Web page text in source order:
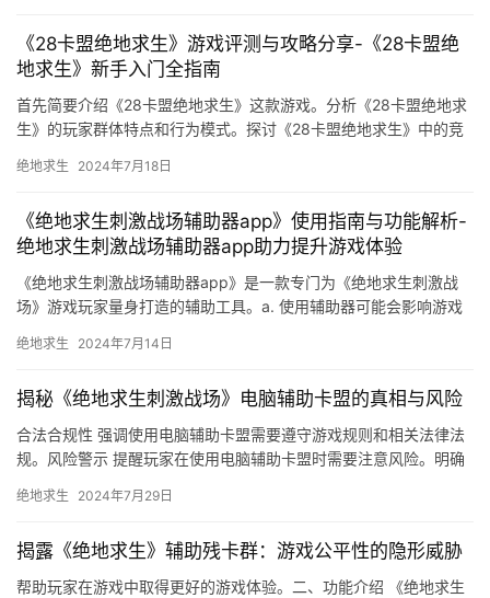
《28卡盟绝地求生》游戏评测与攻略分享-《28卡盟绝
地求生》新手入门全指南
首先简要介绍《28卡盟绝地求生》这款游戏。分析《28卡盟绝地求
生》的玩家群体特点和行为模式。探讨《28卡盟绝地求生》中的竞
绝地求生 2024年7月18日
《绝地求生刺激战场辅助器app》使用指南与功能解析-
绝地求生刺激战场辅助器app助力提升游戏体验
《绝地求生刺激战场辅助器app》是一款专门为《绝地求生刺激战
场》游戏玩家量身打造的辅助工具。a. 使用辅助器可能会影响游戏
绝地求生 2024年7月14日
揭秘《绝地求生刺激战场》电脑辅助卡盟的真相与风险
合法合规性 强调使用电脑辅助卡盟需要遵守游戏规则和相关法律法
规。风险警示 提醒玩家在使用电脑辅助卡盟时需要注意风险。明确
绝地求生 2024年7月29日
揭露《绝地求生》辅助残卡群：游戏公平性的隐形威胁
帮助玩家在游戏中取得更好的游戏体验。二、功能介绍 《绝地求生